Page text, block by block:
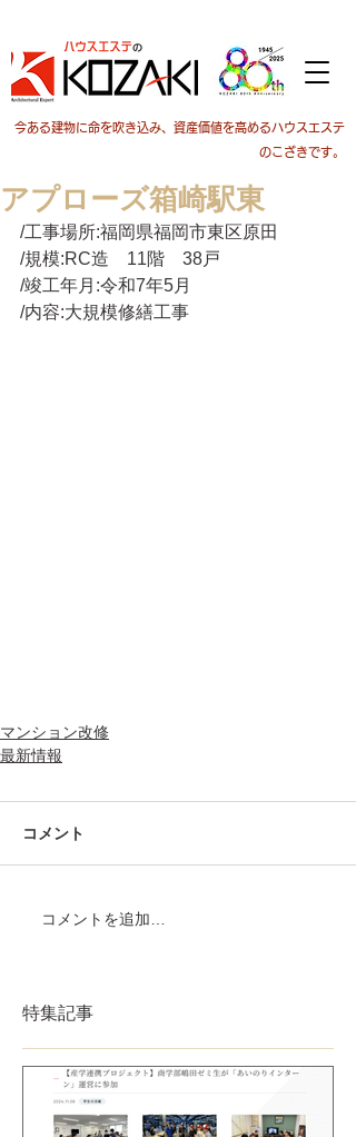
今ある建物に命を吹き込み、資産価値を高めるハウスエステ
のこざきです。
アプローズ箱崎駅東
/工事場所:福岡県福岡市東区原田
/規模:RC造　11階　38戸
/竣工年月:令和7年5月
/内容:大規模修繕工事
マンション改修
最新情報
コメント
コメントを追加…
特集記事